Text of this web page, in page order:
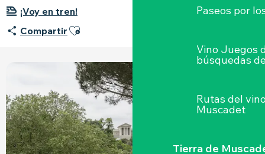
Paseos por
Vino Juegos
búsquedas
Rutas del
Muscadet
Tierra de
¡Voy en tren!
Compartir Ajouter aux favoris